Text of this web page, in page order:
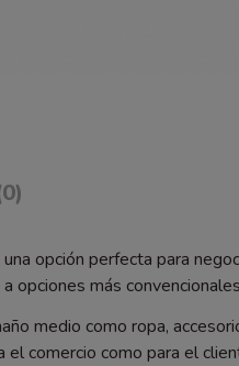
opción perfecta para
opciones más
medio como ropa,
comercio como para el